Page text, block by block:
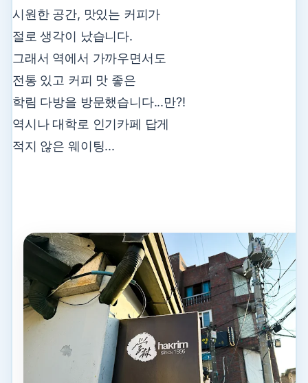
시원한 공간, 맛있는 커피가
절로 생각이 났습니다.
그래서 역에서 가까우면서도
전통 있고 커피 맛 좋은
학림 다방을 방문했습니다...만?!
역시나 대학로 인기카페 답게
적지 않은 웨이팅...